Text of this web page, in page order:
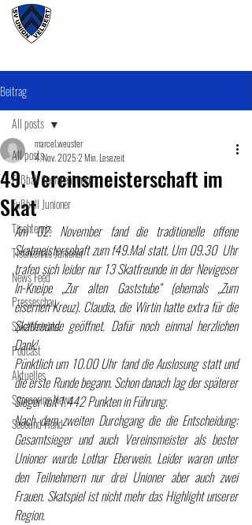
Beitrag
All posts
Fußball SeniorenInnen
Fußball Junioner
Tischtennis
Tischtennis Junioner
News Feed
Presseschau
Spielberichte
Podcast
Aktuelles
Sponsoring News
Secound Hand
All posts
49. Vereinsmeisterschaft im
Skat
marcel.weuster
4. Nov. 20252 Min. Lesezeit
Am 02. November fand die traditionelle offene
Skatmeisterschaft zum f49.Mal statt. Um 09.30  Uhr
trafen sich leider nur 13 Skatfreunde in der Nevigeser
In-Kneipe „Zur alten Gaststube“ (ehemals „Zum
eisernen Kreuz). Claudia, die Wirtin hatte extra für die
Skatfreunde geöffnet. Dafür noch einmal herzlichen
Dank!
Pünktlich um 10.00 Uhr fand die Auslosung statt und
die erste Runde begann. Schon danach lag der späterer
Sieger mit 1.442 Punkten in Führung.
Nach dem zweiten Durchgang die die Entscheidung:
Gesamtsieger und auch Vereinsmeister als bester
Unioner wurde Lothar Eberwein. Leider waren unter
den Teilnehmern nur drei Unioner aber auch zwei
Frauen. Skatspiel ist nicht mehr das Highlight unserer
Region.